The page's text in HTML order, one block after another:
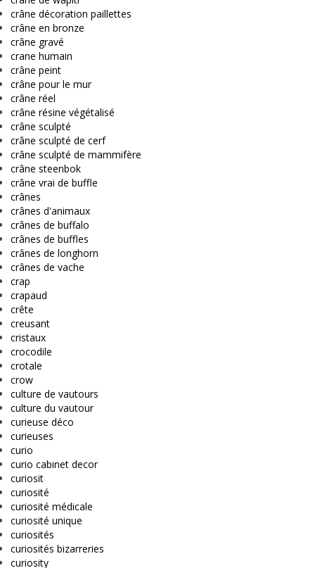
crâne décoration paillettes
crâne en bronze
crâne gravé
crane humain
crâne peint
crâne pour le mur
crâne réel
crâne résine végétalisé
crâne sculpté
crâne sculpté de cerf
crâne sculpté de mammifère
crâne steenbok
crâne vrai de buffle
crânes
crânes d'animaux
crânes de buffalo
crânes de buffles
crânes de longhorn
crânes de vache
crap
crapaud
crête
creusant
cristaux
crocodile
crotale
crow
culture de vautours
culture du vautour
curieuse déco
curieuses
curio
curio cabinet decor
curiosit
curiosité
curiosité médicale
curiosité unique
curiosités
curiosités bizarreries
curiosity